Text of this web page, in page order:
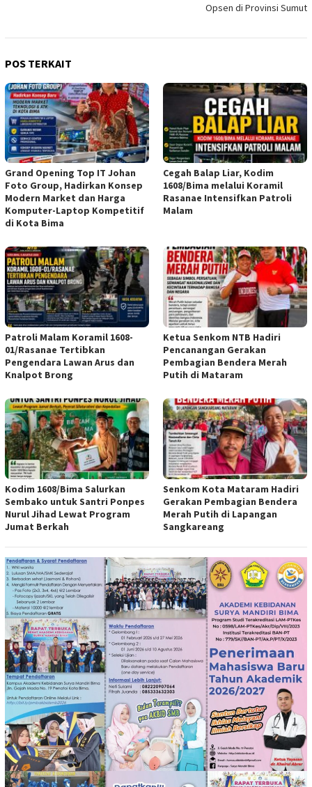
Opsen di Provinsi Sumut
POS TERKAIT
Grand Opening Top IT Johan
Foto Group, Hadirkan Konsep
Modern Market dan Harga
Komputer-Laptop Kompetitif
di Kota Bima
Cegah Balap Liar, Kodim
1608/Bima melalui Koramil
Rasanae Intensifkan Patroli
Malam
Patroli Malam Koramil 1608-
01/Rasanae Tertibkan
Pengendara Lawan Arus dan
Knalpot Brong
Ketua Senkom NTB Hadiri
Pencanangan Gerakan
Pembagian Bendera Merah
Putih di Mataram
Kodim 1608/Bima Salurkan
Sembako untuk Santri Ponpes
Nurul Jihad Lewat Program
Jumat Berkah
Senkom Kota Mataram Hadiri
Gerakan Pembagian Bendera
Merah Putih di Lapangan
Sangkareang